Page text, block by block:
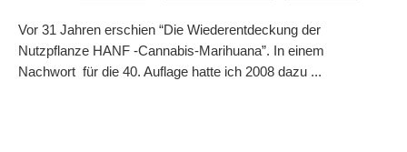
Vor 31 Jahren erschien “Die Wiederentdeckung der
Nutzpflanze HANF -Cannabis-Marihuana”. In einem
Nachwort für die 40. Auflage hatte ich 2008 dazu ...